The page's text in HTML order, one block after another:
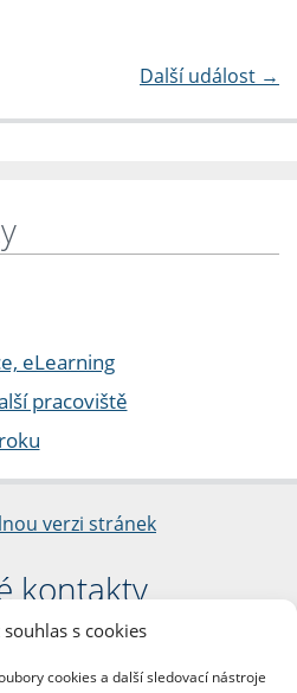
s cookies
cookies a další sledovací nástroje
Další událost →
eLearning
pracoviště
verzi stránek
kontakty
fakulta
Palacha 1/2